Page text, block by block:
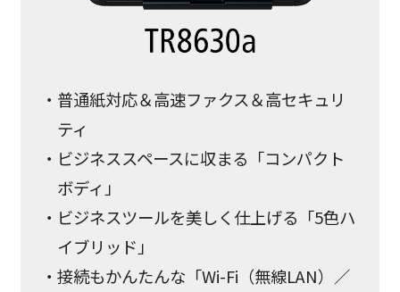
普通紙対応＆高速ファクス＆高セキュリ
ティ
ビジネススペースに収まる「コンパクト
ボディ」
ビジネスツールを美しく仕上げる「5色ハ
イブリッド」
接続もかんたんな「Wi-Fi（無線LAN）／